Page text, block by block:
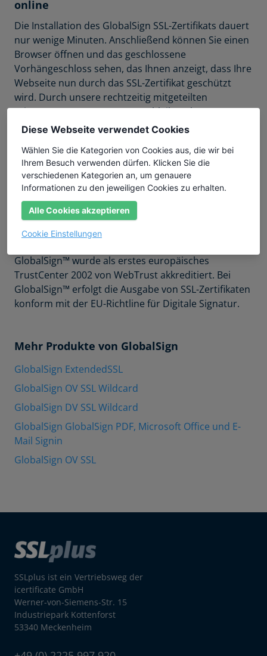
online
Die Installation des GlobalSign SSL-Zertifikats dauert
nur wenige Minuten. Anschließend können Sie einen
Browser öffnen und das geschlossene
Vorhängeschloss sehen, das Ihnen anzeigt, dass Ihre
Webseite nun durch das SSL-Zertifikat geschützt
wird. Durch unsere rechtzeitig mitgeteilten
Erinnerungen zur Erneuerung bleiben Ihre
Webseiten ohne Unterbrechung sicher.
Über Globalsign
GlobalSign™ mit Verwaltungssitz im belgischen
Leuven ist ein langjährig etablierter
Zertifizierungsdiensteanbieter (CA) und stellt
hochwertige digitale SSL-Zertifikate, SMIME-
Zertifikate und PKI-Lösungen für Firmen,
GlobalSign™ wurde als erstes europäisches
TrustCenter 2002 von WebTrust akkreditiert. Bei
GlobalSign™ erfolgt die Ausgabe von SSL-Zertifikaten
konform mit der EU-Richtline für Digitale Signatur.
Mehr Produkte von GlobalSign
GlobalSign ExtendedSSL
GlobalSign OV SSL Wildcard
GlobalSign DV SSL Wildcard
GlobalSign GlobalSign PDF, Microsoft Office und E-
Mail Signin
GlobalSign OV SSL
SSLplus ist ein Vertriebsweg der
icertificate GmbH
Werner-von-Siemens-Str. 15
Industriepark Kottenforst
53340 Meckenheim
Diese Webseite verwendet Cookies
Wählen Sie die Kategorien von Cookies aus, die wir bei
Ihrem Besuch verwenden dürfen. Klicken Sie die
verschiedenen Kategorien an, um genauere
Informationen zu den jeweiligen Cookies zu erhalten.
Alle Cookies akzeptieren
Cookie Einstellungen